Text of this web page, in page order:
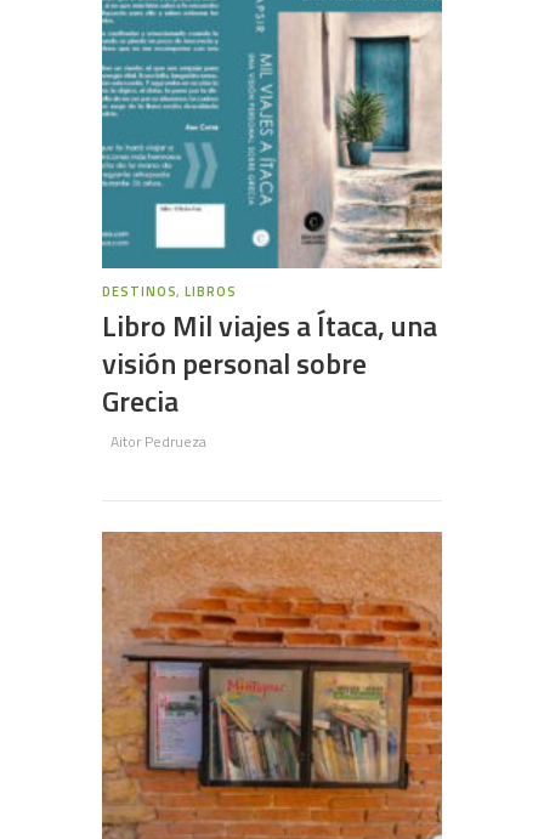
DESTINOS,LIBROS
Libro Mil viajes a Ítaca, una
visión personal sobre
Grecia
Aitor Pedrueza